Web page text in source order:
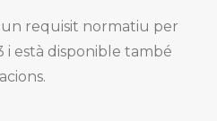
un requisit normatiu per
i està disponible també